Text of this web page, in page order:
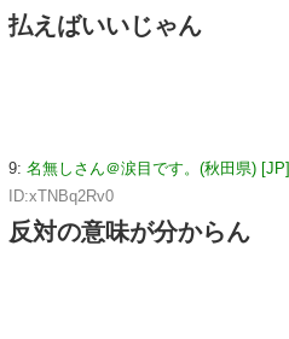
払えばいいじゃん
9: 名無しさん＠涙目です。(秋田県) [JP]
ID:xTNBq2Rv0
反対の意味が分からん